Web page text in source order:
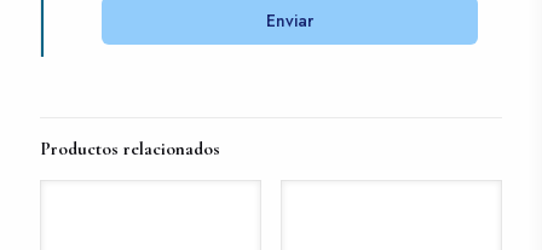
Productos relacionados